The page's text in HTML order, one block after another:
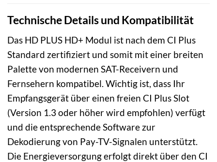
Technische Details und Kompatibilität
Das HD PLUS HD+ Modul ist nach dem CI Plus
Standard zertifiziert und somit mit einer breiten
Palette von modernen SAT-Receivern und
Fernsehern kompatibel. Wichtig ist, dass Ihr
Empfangsgerät über einen freien CI Plus Slot
(Version 1.3 oder höher wird empfohlen) verfügt
und die entsprechende Software zur
Dekodierung von Pay-TV-Signalen unterstützt.
Die Energieversorgung erfolgt direkt über den CI